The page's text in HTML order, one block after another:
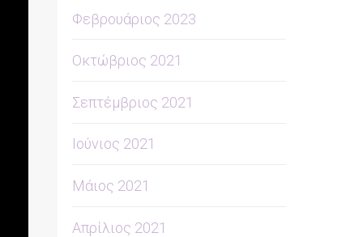
Φεβρουάριος 2023
Οκτώβριος 2021
Σεπτέμβριος 2021
Ιούνιος 2021
Μάιος 2021
Απρίλιος 2021